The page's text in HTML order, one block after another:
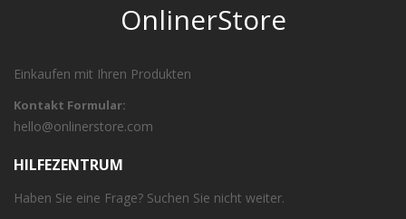
OnlinerStore
Einkaufen mit Ihren Produkten
Kontakt Formular:
hello@onlinerstore.com
HILFEZENTRUM
Haben Sie eine Frage? Suchen Sie nicht weiter.